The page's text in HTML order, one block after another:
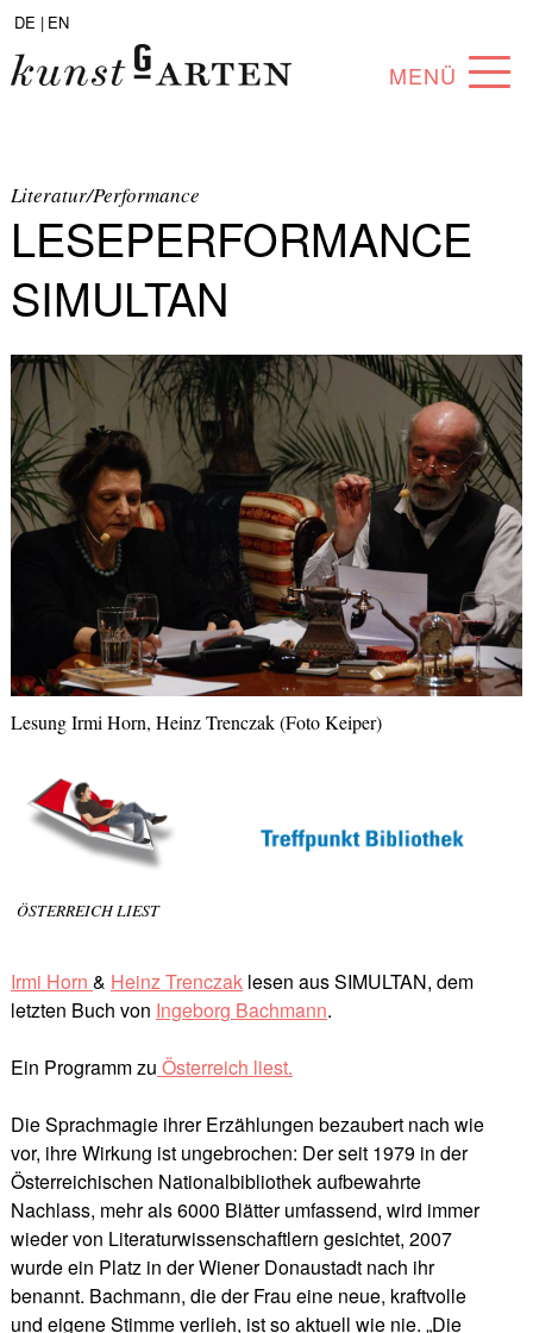
DE | EN
MENÜ
SAMMLUNG
KÜNSTLER*INNEN
PARTNER*INNEN
ANGEBOTE
Literatur/Performance
LESEPERFORMANCE
SIMULTAN
Lesung Irmi Horn, Heinz Trenczak (Foto Keiper)
ÖSTERREICH LIEST
Irmi Horn & Heinz Trenczaklesen aus SIMULTAN, dem
letzten Buch von Ingeborg Bachmann.
Ein Programm zu Österreich liest.
Die Sprachmagie ihrer Erzählungen bezaubert nach wie
vor, ihre Wirkung ist ungebrochen: Der seit 1979 in der
Österreichischen Nationalbibliothek aufbewahrte
Nachlass, mehr als 6000 Blätter umfassend, wird immer
wieder von Literaturwissenschaftlern gesichtet, 2007
wurde ein Platz in der Wiener Donaustadt nach ihr
benannt. Bachmann, die der Frau eine neue, kraftvolle
und eigene Stimme verlieh, ist so aktuell wie nie. „Die